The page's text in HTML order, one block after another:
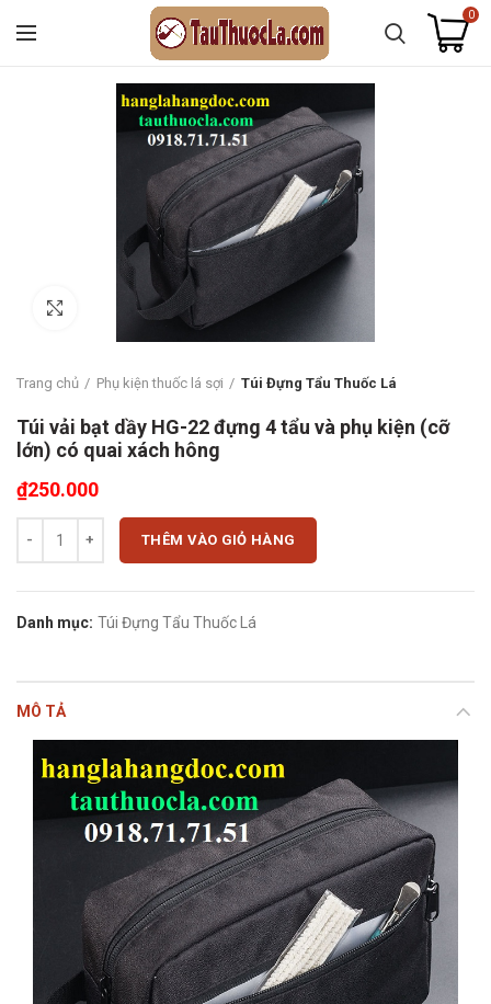
0
Click to enlarge
Trang chủ Phụ kiện thuốc lá sợi Túi Đựng Tẩu Thuốc Lá
Túi vải bạt dầy HG-22 đựng 4 tẩu và phụ kiện (cỡ
lớn) có quai xách hông
₫250.000
Túi vải bạt dầy HG-22 đựng 4 tẩu và phụ kiện (cỡ lớn) có quai xách
THÊM VÀO GIỎ HÀNG
Danh mục: Túi Đựng Tẩu Thuốc Lá
MÔ TẢ